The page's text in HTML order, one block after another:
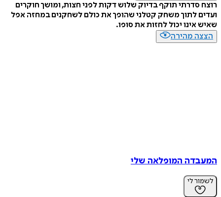
רוצח סדרתי תוקף בדיוק שלוש דקות לפני חצות, ומושך חוקרים
ועדים לתוך משחק קטלני שהופך את כולם לשחקנים במחזה אפל
שאיש אינו יכול לחזות את סופו.
הצצה מהירה
המעבדה המופלאה שלי
לשמור לי